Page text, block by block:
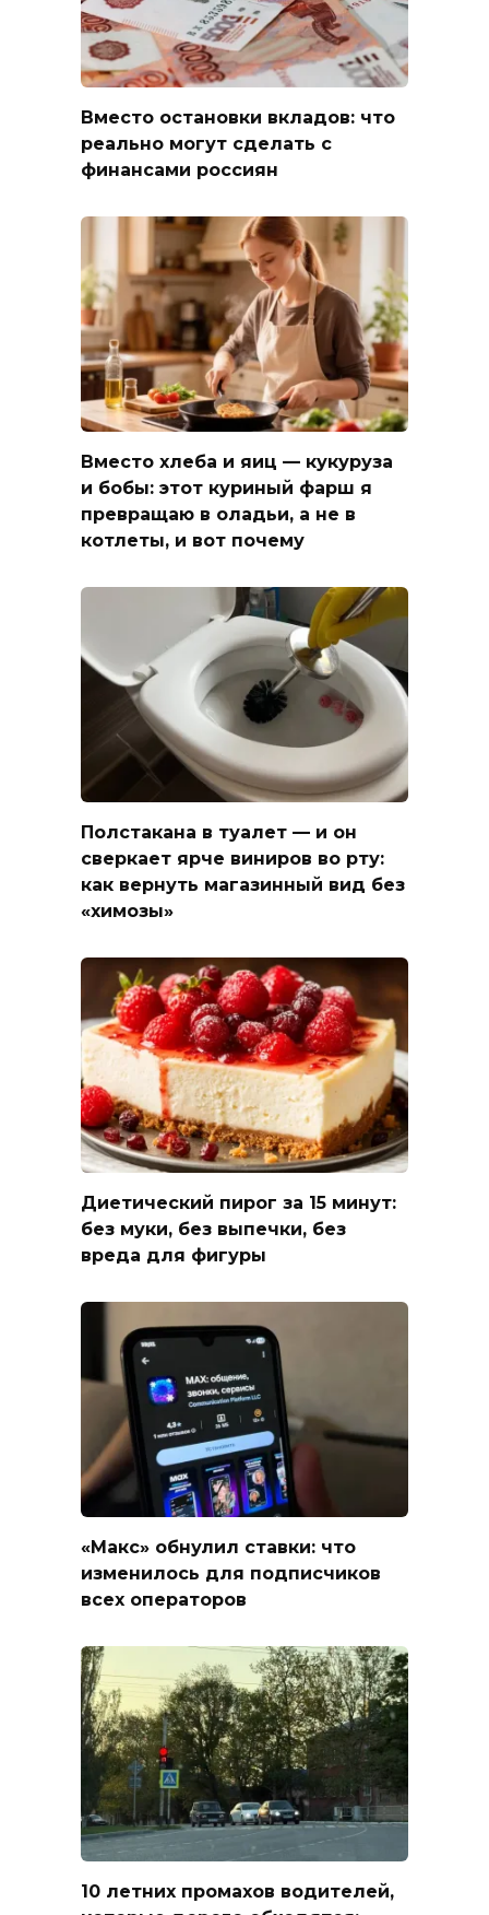
Вместо остановки вкладов: что
реально могут сделать с
финансами россиян
Вместо хлеба и яиц — кукуруза
и бобы: этот куриный фарш я
превращаю в оладьи, а не в
котлеты, и вот почему
Полстакана в туалет — и он
сверкает ярче виниров во рту:
как вернуть магазинный вид без
«химозы»
Диетический пирог за 15 минут:
без муки, без выпечки, без
вреда для фигуры
«Макс» обнулил ставки: что
изменилось для подписчиков
всех операторов
10 летних промахов водителей,